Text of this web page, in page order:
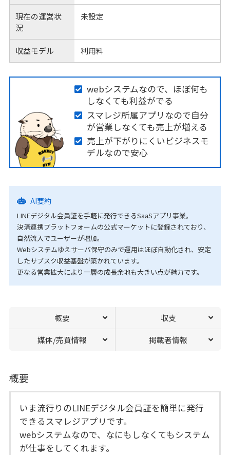
現在の運営状
況
未設定
収益モデル 利用料
webシステムなので、ほぼ何も
しなくても利益がでる
スマレジ所属アプリなので自分
が営業しなくても売上が増える
売上が下がりにくいビジネスモ
デルなので安心
AI要約
LINEデジタル会員証を手軽に発行できるSaaSアプリ事業。
決済連携プラットフォームの公式マーケットに登録されており、
自然流入でユーザーが増加。
Webシステムゆえサーバ保守のみで運用はほぼ自動化され、安定
したサブスク収益基盤が築かれています。
更なる営業拡大により一層の成長余地も大きい点が魅力です。
概要 収支
媒体/売買情報 掲載者情報
概要
いま流行りのLINEデジタル会員証を簡単に発行
できるスマレジアプリです。
webシステムなので、なにもしなくてもシステム
が仕事をしてくれます。